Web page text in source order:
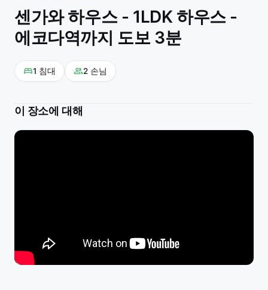
센가와 하우스 - 1LDK 하우스 -
에코다역까지 도보 3분
1 침대 2 손님
이 장소에 대해